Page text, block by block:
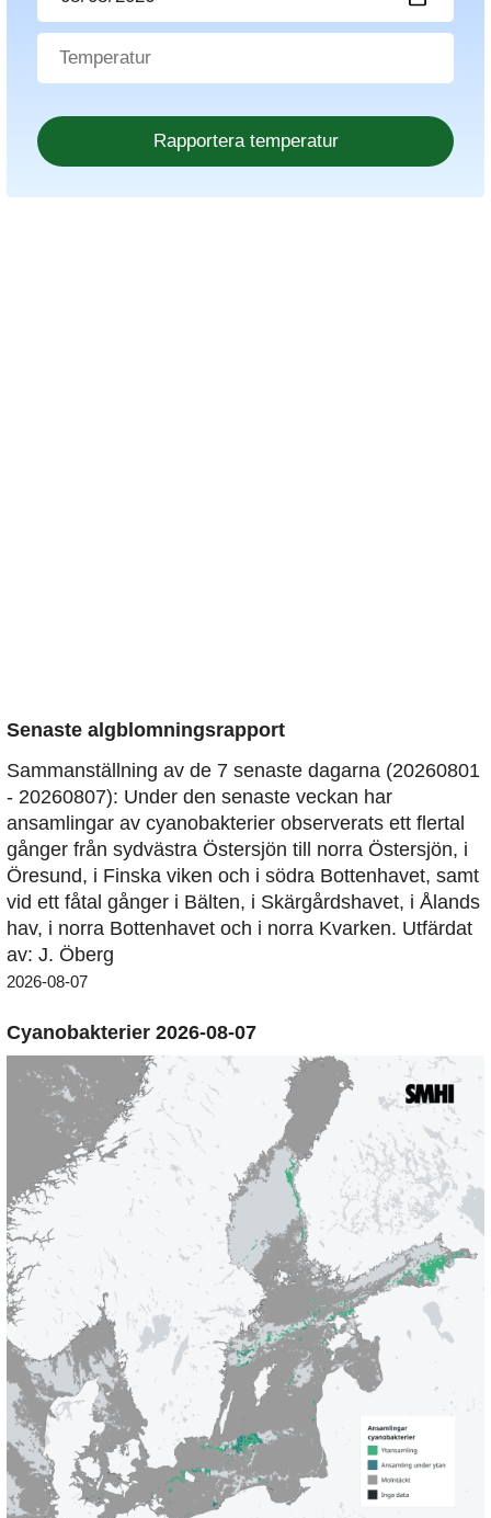
Senaste algblomningsrapport
Sammanställning av de 7 senaste dagarna (20260801
- 20260807): Under den senaste veckan har
ansamlingar av cyanobakterier observerats ett flertal
gånger från sydvästra Östersjön till norra Östersjön, i
Öresund, i Finska viken och i södra Bottenhavet, samt
vid ett fåtal gånger i Bälten, i Skärgårdshavet, i Ålands
hav, i norra Bottenhavet och i norra Kvarken. Utfärdat
av: J. Öberg
2026-08-07
Cyanobakterier 2026-08-07